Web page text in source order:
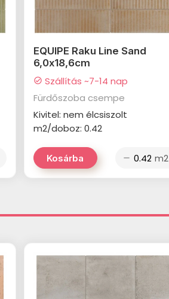
EQUIPE Raku Line Sand
6,0x18,6cm
check_circle Szállítás ~7-14 nap
Fürdőszoba csempe
Kivitel: nem élcsiszolt
m2/doboz: 0.42
Kosárba remove m2